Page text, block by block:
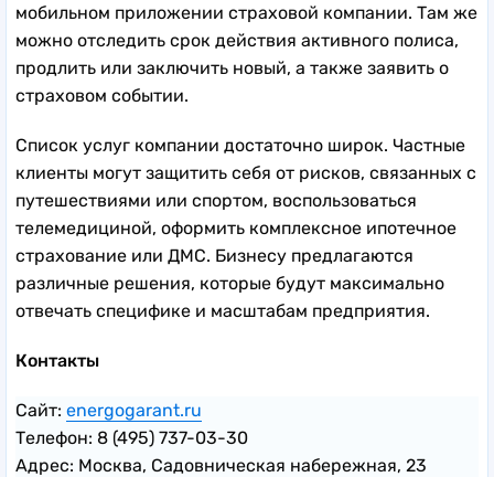
мобильном приложении страховой компании. Там же
можно отследить срок действия активного полиса,
продлить или заключить новый, а также заявить о
страховом событии.
Список услуг компании достаточно широк. Частные
клиенты могут защитить себя от рисков, связанных с
путешествиями или спортом, воспользоваться
телемедициной, оформить комплексное ипотечное
страхование или ДМС. Бизнесу предлагаются
различные решения, которые будут максимально
отвечать специфике и масштабам предприятия.
Контакты
Сайт: energogarant.ru
Телефон: 8 (495) 737-03-30
Адрес: Москва, Садовническая набережная, 23